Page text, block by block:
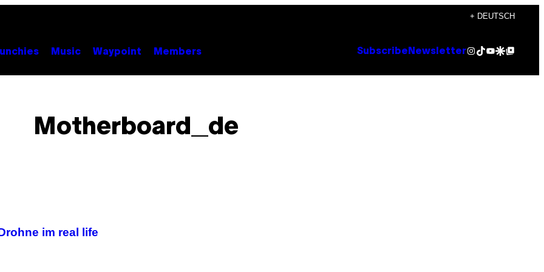
+ DEUTSCH
Music Waypoint Members Subscribe NewsletterInstagram
TikTok
YouTube
Google Discover
Google Top Posts
Motherboard_de
im real life